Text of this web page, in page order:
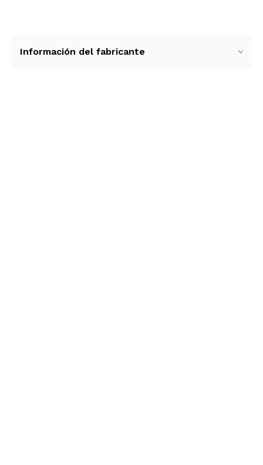
mercado. Es la eleccion perfecta para
Información del fabricante